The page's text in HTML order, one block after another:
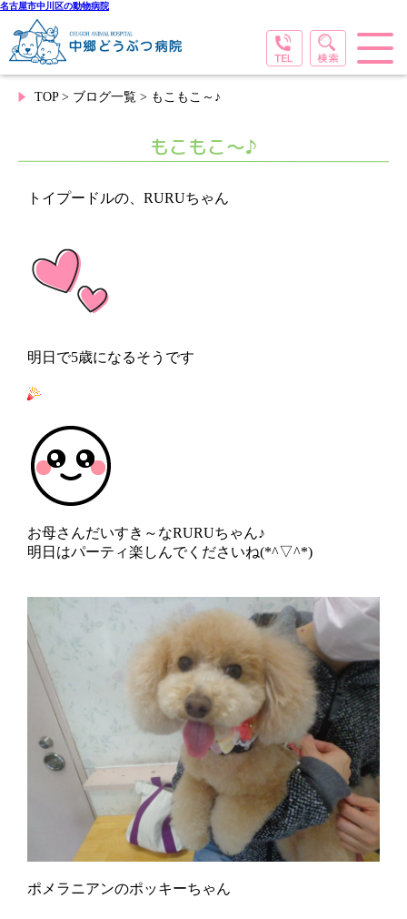
名古屋市中川区の動物病院
TOP> ブログ一覧 > もこもこ～♪
もこもこ～♪
トイプードルの、RURUちゃん
明日で5歳になるそうです
お母さんだいすき～なRURUちゃん♪
明日はパーティ楽しんでくださいね(*^▽^*)
ポメラニアンのポッキーちゃん